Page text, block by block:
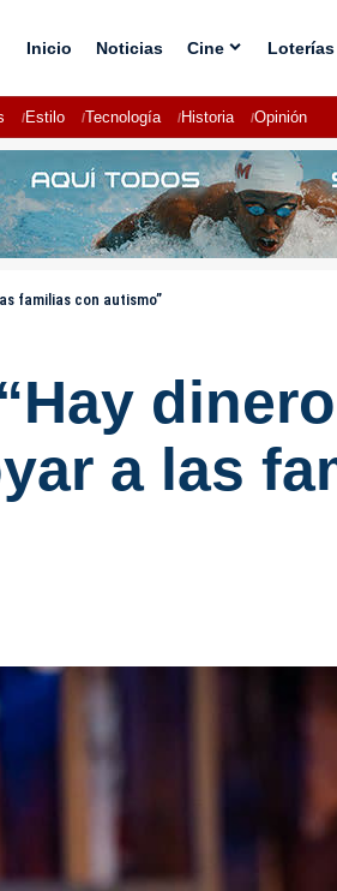
Inicio Noticias Cine Loterías
Estilo Tecnología Historia Opinión
familias con autismo”
a las